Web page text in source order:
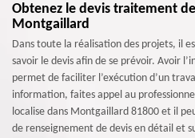
Obtenez le devis traitement
Montgaillard
Dans toute la réalisation des projets, il
savoir le devis afin de se prévoir. Avoir
permet de faciliter l’exécution d’un
information, faites appel au
localise dans Montgaillard 81800 et il
de renseignement de devis en détail et